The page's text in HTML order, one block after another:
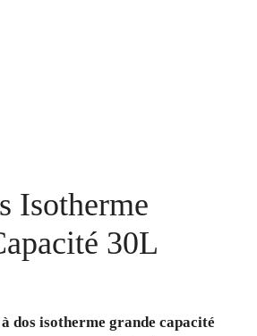
Isotherme
30L
à dos isotherme grande capacité